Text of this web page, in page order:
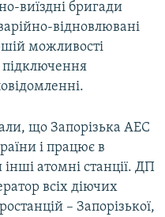
виїздні бригади
відновлювані
можливості
підключення
що Запорізька АЕС
і працює в
атомні станції. ДП
всіх діючих
– Запорізької,